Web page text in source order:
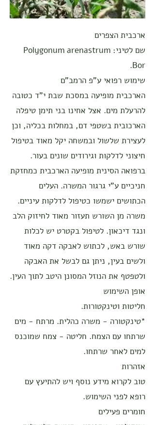
ארכבית הצפרים
שם לטיני: Polygonum arenastrum
Bor.
שימוש רפואי ע"פ הרמב"ם
הארכבית מופיעה במסכת שבת י"ד כטובה
להרעלת מים. אצל אחינו בני תימן טיפלה
הארכובית בשטפי דם, במחלות בכליה, וכן
לעצירת שלשול ובמשחה יקל מאוד בטיפול
חיצוני לדלקות וגירודים שונים בעור.
ברפואה הסינית מופיעה הארכבית כמחזקת
חניכיים ע"י גרגור המשרה. העלים
הכתושים ישמשו כטיפול לדלקות עיניים.
משרה מן השורש תעזור מאוד לחיזוק הלב
ונגד דיכאון. לטיפול בקטרט יש לכלות
שורש באש, לכתוש לאבקה דקה מאוד
ולשים בעין, ניתן גם לבשל את האבקה
ולטפטף את הנוזל המסונן היטב לתוך העין.
אופן השימוש
חליטות וטינקטורות.
*טינקטורה - משרה כהלית. מרתח - מים
שרתחו עם הצמח. חליטה - צמח שמוכנס
למים לאחר שרתחו.
אזהרות
טוב לקרוא מידע נוסף ויש להתיעץ עם
רופא לפני השימוש.
חומרים פעילים